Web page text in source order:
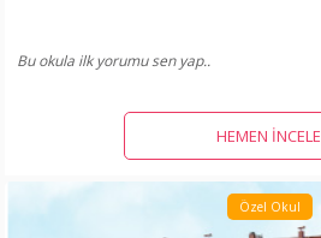
Bu okula ilk yorumu sen yap..
HEMEN İNCELE
Özel Okul